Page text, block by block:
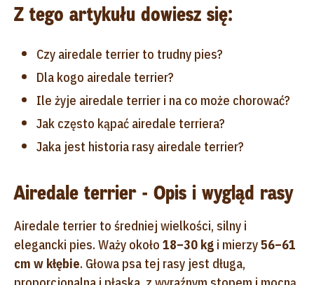
Z tego artykułu dowiesz się:
Czy airedale terrier to trudny pies?
Dla kogo airedale terrier?
Ile żyje airedale terrier i na co może chorować?
Jak często kąpać airedale terriera?
Jaka jest historia rasy airedale terrier?
Airedale terrier - Opis i wygląd rasy
Airedale terrier to średniej wielkości, silny i
elegancki pies. Waży około 18–30 kg i mierzy56–61
cm w kłębie. Głowa psa tej rasy jest długa,